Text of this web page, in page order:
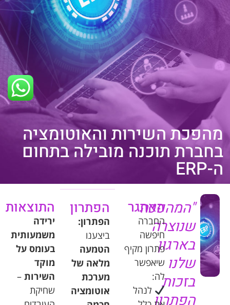
מהפכת השירות והאוטומציה
בחברת תוכנה מובילה בתחום
ה-ERP
"המהפכה
שנוצרה
בארגון
שלנו
בזכות
האתגר
החברה
חיפשה
פתרון מקיף
שיאפשר
לה:
לנהל
הפתרון
הפתרון:
ביצענו
הטמעה
מלאה של
מערכת
אוטומציה
התוצאות
ירידה
משמעותית
בעומס על
מוקד
השירות –
שחיקת